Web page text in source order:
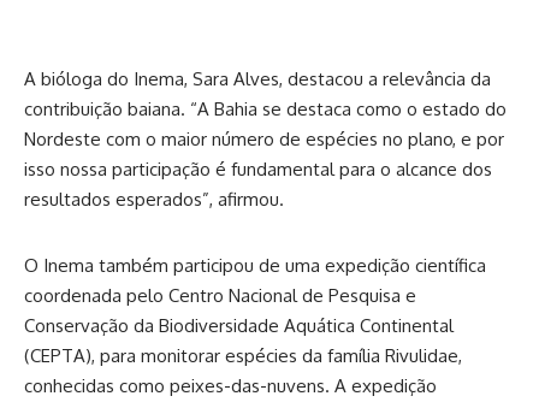
A bióloga do Inema, Sara Alves, destacou a relevância da
contribuição baiana. “A Bahia se destaca como o estado do
Nordeste com o maior número de espécies no plano, e por
isso nossa participação é fundamental para o alcance dos
resultados esperados”, afirmou.
O Inema também participou de uma expedição científica
coordenada pelo Centro Nacional de Pesquisa e
Conservação da Biodiversidade Aquática Continental
(CEPTA), para monitorar espécies da família Rivulidae,
conhecidas como peixes-das-nuvens. A expedição